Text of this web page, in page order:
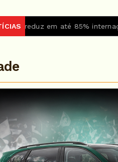
em até 85% internações no